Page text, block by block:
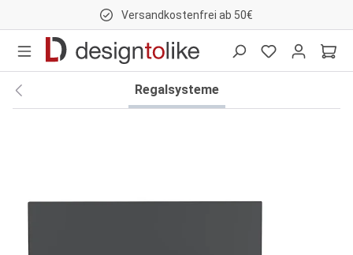
Versandkostenfrei ab 50€
Regalsysteme